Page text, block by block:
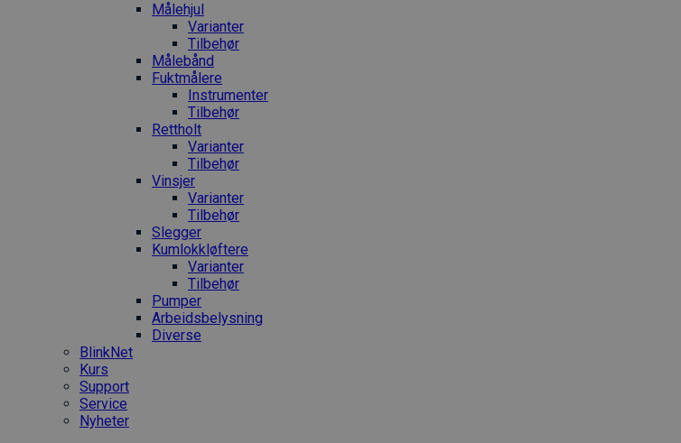
Målehjul
Varianter
Tilbehør
Målebånd
Fuktmålere
Instrumenter
Tilbehør
Rettholt
Varianter
Tilbehør
Vinsjer
Varianter
Tilbehør
Slegger
Kumlokkløftere
Varianter
Tilbehør
Pumper
Arbeidsbelysning
Diverse
BlinkNet
Kurs
Support
Service
Nyheter